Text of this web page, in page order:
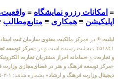
≡ امکانات رزرو نمایشگاه ≡
اپلیکیشن ≡ همکاری ≡ منابع‌مطالب
لیلیت ® در «مرکز مالکیت معنوی سازمان ثبت
۴۵۱۸۴۱ ، به ثبت رسیده است و در
«مرکز توسعه
و تجارت» و «سامانه احراز مشتریان تجارت
«مرکز توسعه فرهنگ و هنر در فضای‌مجازی وزارت
دیجیتال وزارت فرهنگ و ارشاد»